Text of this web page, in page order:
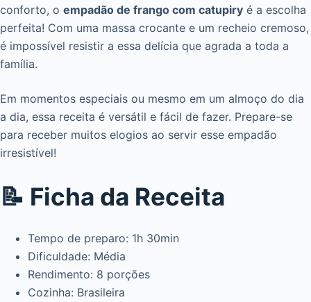
conforto, o empadão de frango com catupiry é a escolha
perfeita! Com uma massa crocante e um recheio cremoso,
é impossível resistir a essa delícia que agrada a toda a
família.
Em momentos especiais ou mesmo em um almoço do dia
a dia, essa receita é versátil e fácil de fazer. Prepare-se
para receber muitos elogios ao servir esse empadão
irresistível!
📝 Ficha da Receita
Tempo de preparo: 1h 30min
Dificuldade: Média
Rendimento: 8 porções
Cozinha: Brasileira